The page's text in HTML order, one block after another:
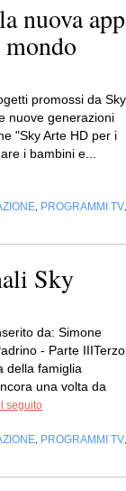
nuova app
promossi da Sky
nuove generazioni
"Sky Arte HD per i
i bambini e...
PROGRAMMI TV
Sky
da: Simone
- Parte IIITerzo
della famiglia
una volta da
seguito
PROGRAMMI TV